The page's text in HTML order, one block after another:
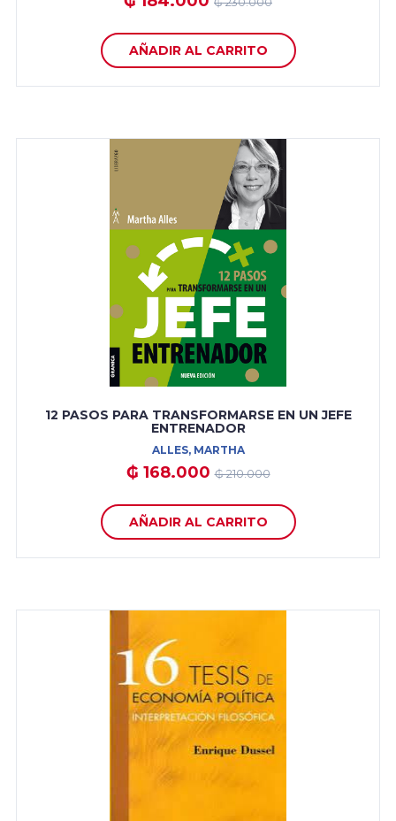
AÑADIR AL CARRITO
12 PASOS PARA TRANSFORMARSE EN UN JEFE
ENTRENADOR
ALLES, MARTHA
₲ 168.000₲ 210.000
AÑADIR AL CARRITO